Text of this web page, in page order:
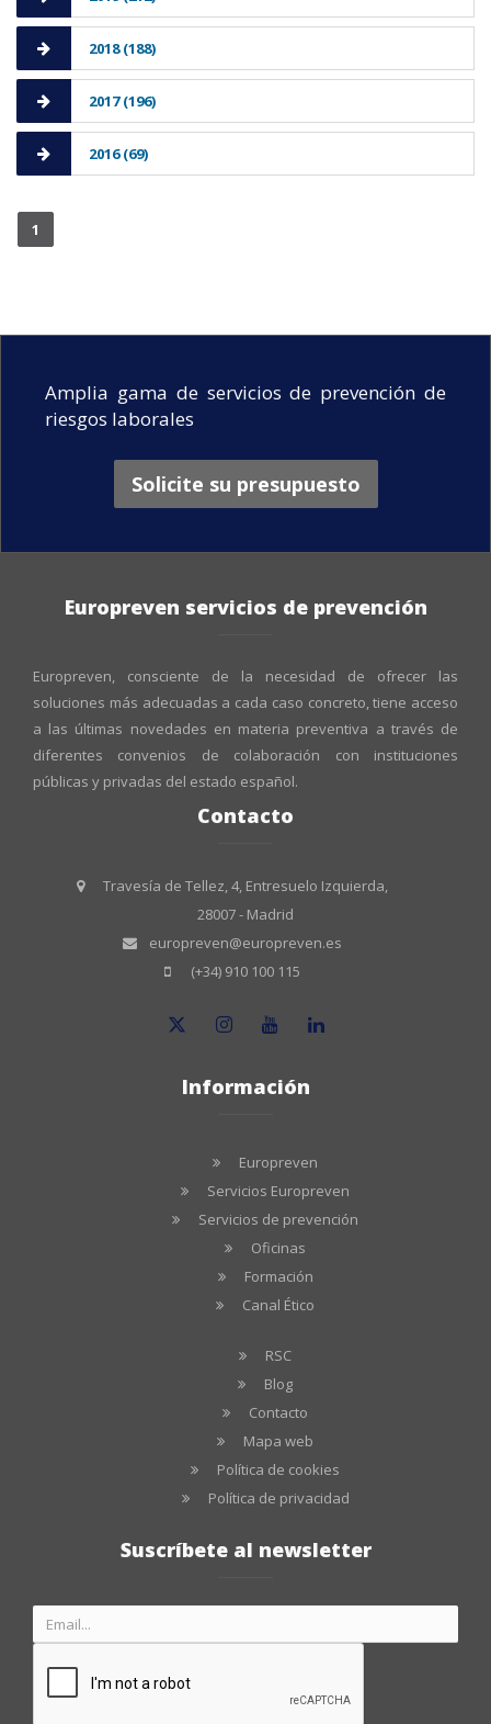
2018 (188)
2017 (196)
2016 (69)
1
Amplia gama de servicios de prevención de
riesgos laborales
Solicite su presupuesto
Europreven servicios de prevención
Europreven, consciente de la necesidad de ofrecer las
soluciones más adecuadas a cada caso concreto, tiene acceso
a las últimas novedades en materia preventiva a través de
diferentes convenios de colaboración con instituciones
públicas y privadas del estado español.
Contacto
Travesía de Tellez, 4, Entresuelo Izquierda,
28007 - Madrid
europreven@europreven.es
(+34) 910 100 115
Información
Europreven
Servicios Europreven
Servicios de prevención
Oficinas
Formación
Canal Ético
RSC
Blog
Contacto
Mapa web
Política de cookies
Política de privacidad
Suscríbete al newsletter